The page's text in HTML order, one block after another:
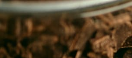
MARIE TEREZIE
NAPOLEON
BONAPARTE
BRITSKÁ